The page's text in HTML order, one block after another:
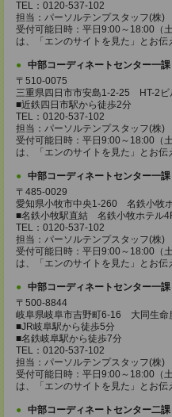
TEL：0120-537-102
担当：パーソルテンプスタッフ(株
受付可能日時：平日9:00～18:00（
は、「エンのサイトを見た」とお伝
中部コーディネートセンター一課
〒510-0075
三重県四日市市安島1-2-25 HT-2ビ
■近鉄四日市駅から徒歩2分
TEL：0120-537-102
担当：パーソルテンプスタッフ(株
受付可能日時：平日9:00～18:00（
は、「エンのサイトを見た」とお伝
中部コーディネートセンター一課
〒485-0029
愛知県小牧市中央1-260 名鉄小牧
■名鉄小牧駅直結 名鉄小牧ホテル
TEL：0120-537-102
担当：パーソルテンプスタッフ(株
受付可能日時：平日9:00～18:00（
は、「エンのサイトを見た」とお伝
中部コーディネートセンター一課
〒500-8844
岐阜県岐阜市吉野町6-16 大同生命
■JR岐阜駅から徒歩5分
■名鉄岐阜駅から徒歩7分
TEL：0120-537-102
担当：パーソルテンプスタッフ(株
受付可能日時：平日9:00～18:00（
は、「エンのサイトを見た」とお伝
中部コーディネートセンター二課